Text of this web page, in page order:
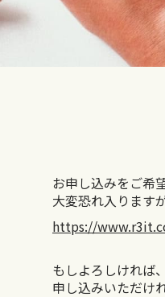
お申し込みをご希
大変恐れ入ります
https://
もしよろしければ
申し込みいただけ